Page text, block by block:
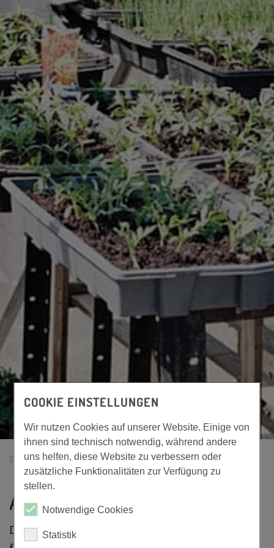
STARTSEITE GREG ROTTAL-INN ABOUT
ABOUT US
Das GreG Rottal-Inn versteht sich als Treibhaus
COOKIE EINSTELLUNGEN
Wir nutzen Cookies auf unserer Website. Einige von
ihnen sind technisch notwendig, während andere
uns helfen, diese Website zu verbessern oder
zusätzliche Funktionalitäten zur Verfügung zu
stellen.
Notwendige Cookies
Statistik